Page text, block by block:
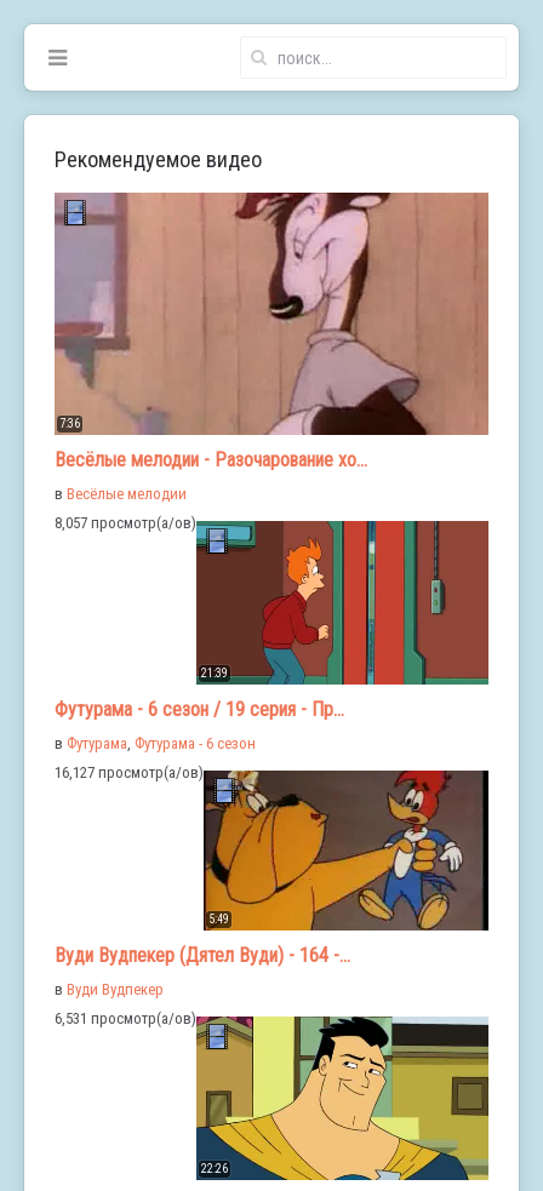
Рекомендуемое видео
7:36
Весёлые мелодии - Разочарование хо...
в Весёлые мелодии
8,057 просмотр(а/ов)
21:39
Футурама - 6 сезон / 19 серия - Пр...
в Футурама, Футурама - 6 сезон
16,127 просмотр(а/ов)
5:49
Вуди Вудпекер (Дятел Вуди) - 164 -...
в Вуди Вудпекер
6,531 просмотр(а/ов)
22:26